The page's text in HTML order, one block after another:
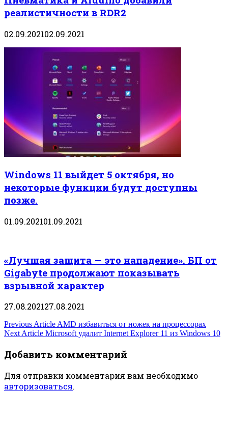
реалистичности в RDR2
02.09.202102.09.2021
Windows 11 выйдет 5 октября, но
некоторые функции будут доступны
позже.
01.09.202101.09.2021
«Лучшая защита — это нападение». БП от
Gigabyte продолжают показывать
взрывной характер
27.08.202127.08.2021
Навигация
записям
Previous ArticleAMD избавиться от ножек на процессорах
Next Article Microsoft удалит Internet Explorer 11 из Windows 10
Добавить комментарий
Для отправки комментария вам необходимо
авторизоваться.